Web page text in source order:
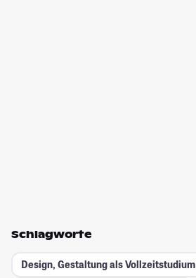
Schlagworte
Design, Gestaltung als Vollzeitstudium